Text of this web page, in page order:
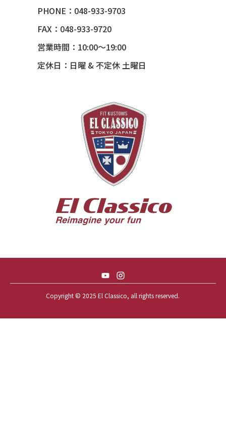
53 CHEVY BEL-AIR
55 BUICK ROADMASTER
55 CHEVY HANDYMAN WAGON
56 BUICK SPECIAL * 565 *
56 CHEVY BEL-AIR * KOMO *
56 CHEVY BEL-AIR *SPARKLE 56
57 CHEVY BEL-AIR CONVERTIBLE
57 CHEVY NOMAD *ACID 57*
59 CADILLAC COUPE DEVILLE
59 CHEVY APACHE *アパ太郎
PHONE：048-933-9703
FAX：048-933-9720
営業時間：10:00～19:00
定休日：日曜 & 不定休 土曜日
Copyright © 2025 El Classico, all rights reserved.️